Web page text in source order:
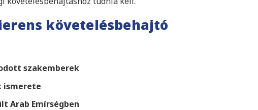
követelésbehajtó
szakemberek
ismerete
Arab Emírségben